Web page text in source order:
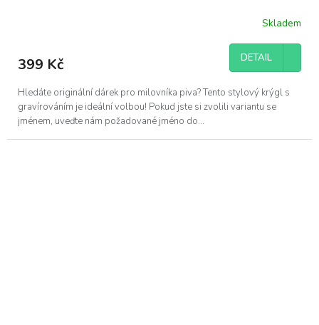
je
z
5
hvězdiček.
Skladem
399 Kč DETAIL
Hledáte originální dárek pro milovníka piva? Tento stylový krýgl s
gravírováním je ideální volbou! Pokud jste si zvolili variantu se
jménem, uveďte nám požadované jméno do...